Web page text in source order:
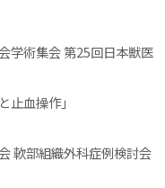
学術集会 第25回日本獣医
血操作」
軟部組織外科症例検討会